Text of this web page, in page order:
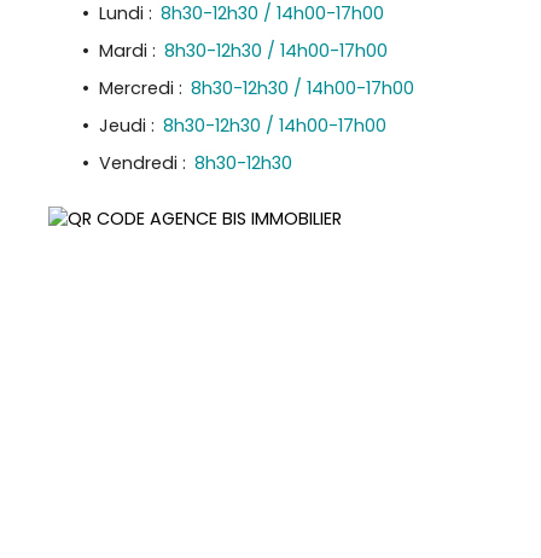
Lundi : 8h30-12h30 / 14h00-17h00
Mardi : 8h30-12h30 / 14h00-17h00
Mercredi : 8h30-12h30 / 14h00-17h00
Jeudi : 8h30-12h30 / 14h00-17h00
Vendredi : 8h30-12h30